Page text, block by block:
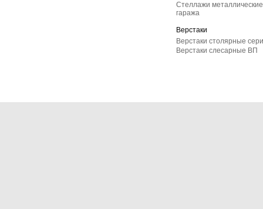
Стеллажи
гаража
Верстаки
Верстаки столярные
Верстаки слесарные ВП